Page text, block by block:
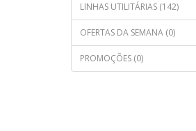
LINHAS UTILITÁRIAS (142)
OFERTAS DA SEMANA (0)
PROMOÇÕES (0)